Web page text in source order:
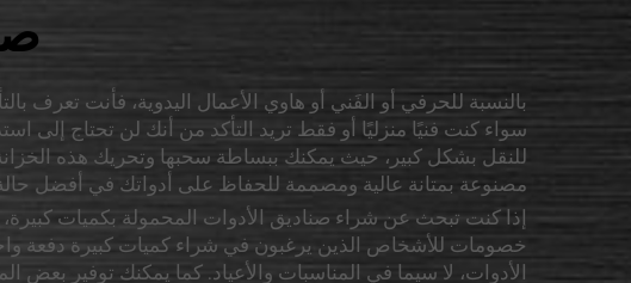
بالنسبة للحرفي أو الفَني أو هاوي الأعمال اليدوية، فأنت تعرف
سواء كنت فنيًا منزليًا أو فقط تريد التأكد من أنك لن تحتاج إلى
مصنوعة بمتانة عالية ومصممة للحفاظ على أدواتك في أفضل
إذا كنت تبحث عن شراء صناديق الأدوات المحمولة بكميات كبيرة،
خصومات للأشخاص الذين يرغبون في شراء كميات كبيرة دفعة